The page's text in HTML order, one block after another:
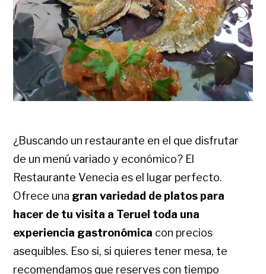
¿Buscando un restaurante en el que disfrutar
de un menú variado y económico? El
Restaurante Venecia es el lugar perfecto.
Ofrece una gran variedad de platos para
hacer de tu visita a Teruel toda una
experiencia gastronómica con precios
asequibles. Eso si, si quieres tener mesa, te
recomendamos que reserves con tiempo